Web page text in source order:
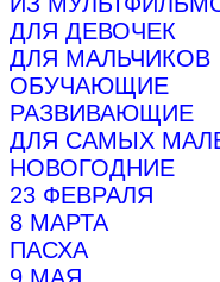
ДЛЯ ДЕВОЧЕК
ДЛЯ МАЛЬЧИКОВ
ОБУЧАЮЩИЕ
РАЗВИВАЮЩИЕ
ДЛЯ САМЫХ
НОВОГОДНИЕ
23 ФЕВРАЛЯ
8 МАРТА
ПАСХА